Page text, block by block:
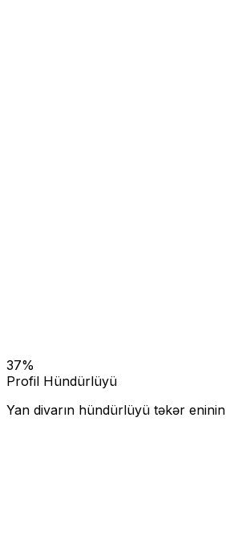
37%
Profil Hündürlüyü
Yan divarın hündürlüyü təkər eninin